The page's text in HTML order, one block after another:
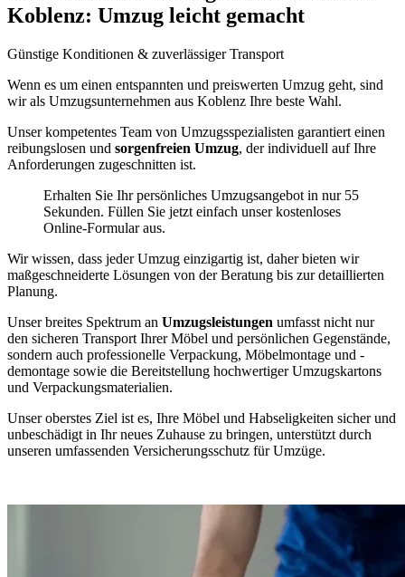
Koblenz: Umzug leicht gemacht
Günstige Konditionen & zuverlässiger Transport
Wenn es um einen entspannten und preiswerten Umzug geht, sind
wir als Umzugsunternehmen aus Koblenz Ihre beste Wahl.
Unser kompetentes Team von Umzugsspezialisten garantiert einen
reibungslosen und sorgenfreien Umzug, der individuell auf Ihre
Anforderungen zugeschnitten ist.
Erhalten Sie Ihr persönliches Umzugsangebot in nur 55
Sekunden. Füllen Sie jetzt einfach unser kostenloses
Online-Formular aus.
Wir wissen, dass jeder Umzug einzigartig ist, daher bieten wir
maßgeschneiderte Lösungen von der Beratung bis zur detaillierten
Planung.
Unser breites Spektrum an Umzugsleistungen umfasst nicht nur
den sicheren Transport Ihrer Möbel und persönlichen Gegenstände,
sondern auch professionelle Verpackung, Möbelmontage und -
demontage sowie die Bereitstellung hochwertiger Umzugskartons
und Verpackungsmaterialien.
Unser oberstes Ziel ist es, Ihre Möbel und Habseligkeiten sicher und
unbeschädigt in Ihr neues Zuhause zu bringen, unterstützt durch
unseren umfassenden Versicherungsschutz für Umzüge.